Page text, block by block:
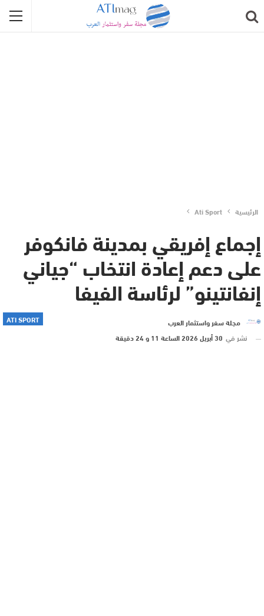
الرئيسية Ati Sport
إجماع إفريقي بمدينة فانكوفر
على دعم إعادة انتخاب “جياني
إنفانتينو” لرئاسة الفيفا
ATI SPORT
مجلة سفر واستثمار العرب
نشر في 30 أبريل 2026 الساعة 11 و 24 دقيقة